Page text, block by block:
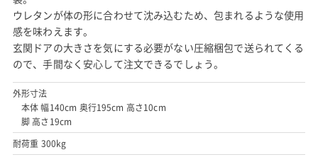
ウレタンが体の形に合わせて沈み込むため、包まれるような使用
感を味わえます。
玄関ドアの大きさを気にする必要がない圧縮梱包で送られてくる
ので、手間なく安心して注文できるでしょう。
外形寸法
本体 幅140cm 奥行195cm 高さ10cm
脚 高さ19cm
耐荷重 300kg